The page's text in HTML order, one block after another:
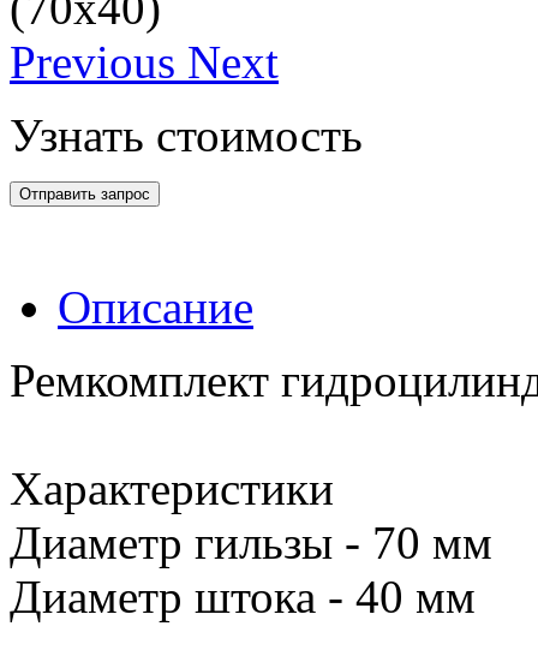
Previous Next
Узнать стоимость
Отправить запрос
Описание
Ремкомплект
Характеристики
Диаметр гильзы - 70 мм
Диаметр штока - 40 мм